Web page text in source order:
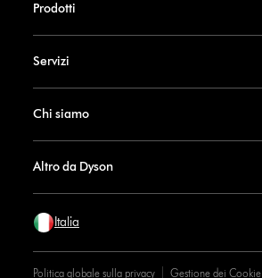
Prodotti
Servizi
Chi siamo
Altro da Dyson
Italia
Politica globale sulla privacy Gestione dei Cookie